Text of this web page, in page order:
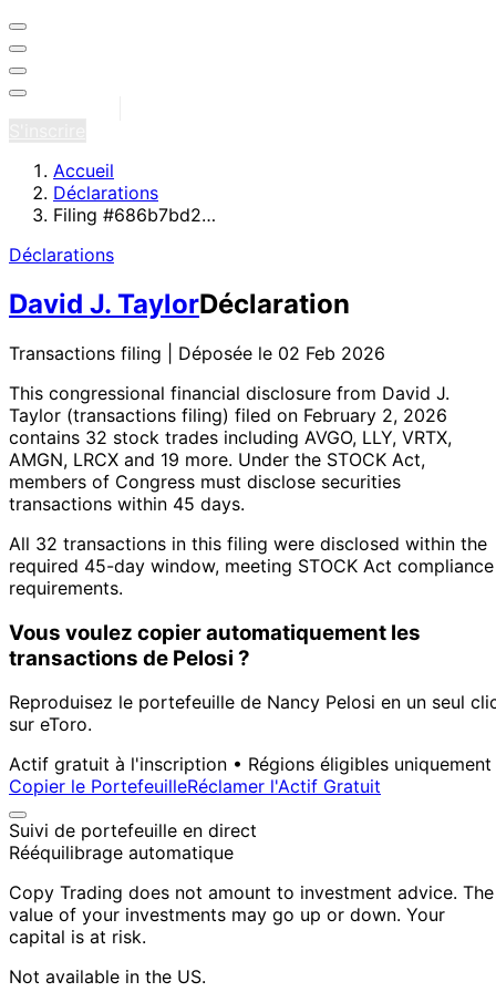
Accueil
Déclarations
Filing #686b7bd2…
Déclarations
David J. TaylorDéclaration
Transactions filing | Déposée le 02 Feb 2026
This congressional financial disclosure from David J.
Taylor (transactions filing) filed on February 2, 2026
contains 32 stock trades including AVGO, LLY, VRTX,
AMGN, LRCX and 19 more. Under the STOCK Act,
members of Congress must disclose securities
transactions within 45 days.
All 32 transactions in this filing were disclosed within the
required 45-day window, meeting STOCK Act compliance
requirements.
Vous voulez copier automatiquement les
transactions de Pelosi ?
Reproduisez le portefeuille de Nancy Pelosi en un seul
sur eToro.
Actif gratuit à l'inscription • Régions éligibles uniquement
Copier le PortefeuilleRéclamer l'Actif Gratuit
Suivi de portefeuille en direct
Rééquilibrage automatique
Copy Trading does not amount to investment advice. The
value of your investments may go up or down. Your
capital is at risk.
Not available in the US.